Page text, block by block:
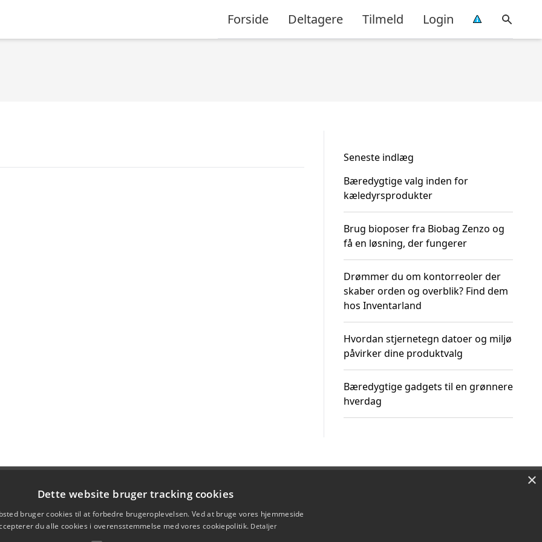
Forside Deltagere Tilmeld Login
Seneste indlæg
Bæredygtige valg inden for
kæledyrsprodukter
Brug bioposer fra Biobag Zenzo og
få en løsning, der fungerer
Drømmer du om kontorreoler der
skaber orden og overblik? Find dem
hos Inventarland
Hvordan stjernetegn datoer og miljø
påvirker dine produktvalg
Bæredygtige gadgets til en grønnere
hverdag
×
Dette website bruger tracking cookies
bruger cookies til at forbedre brugeroplevelsen. Ved at bruge vores hjemmeside
du alle cookies i overensstemmelse med vores cookiepolitik. Detaljer